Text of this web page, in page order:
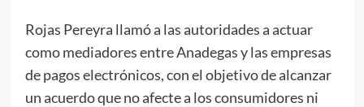
Rojas Pereyra llamó a las autoridades a actuar
como mediadores entre Anadegas y las empresas
de pagos electrónicos, con el objetivo de alcanzar
un acuerdo que no afecte a los consumidores ni